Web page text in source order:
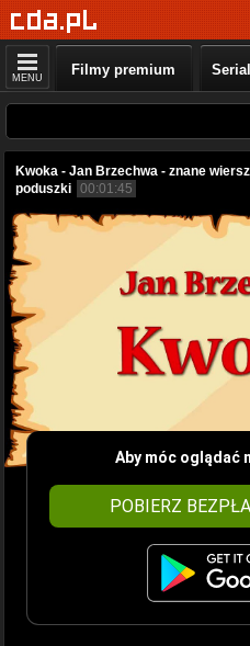
MENU Filmy premium
Kwoka - Jan Brzechwa - znane
poduszki 00:01:45
Aby móc oglądać
POBIERZ